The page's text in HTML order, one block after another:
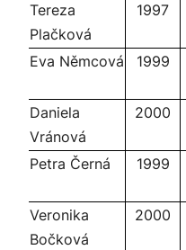
Tereza
Plačková
1997
Eva Němcová 1999
Daniela
Vránová
2000
Petra Černá 1999
Veronika
Bočková
2000